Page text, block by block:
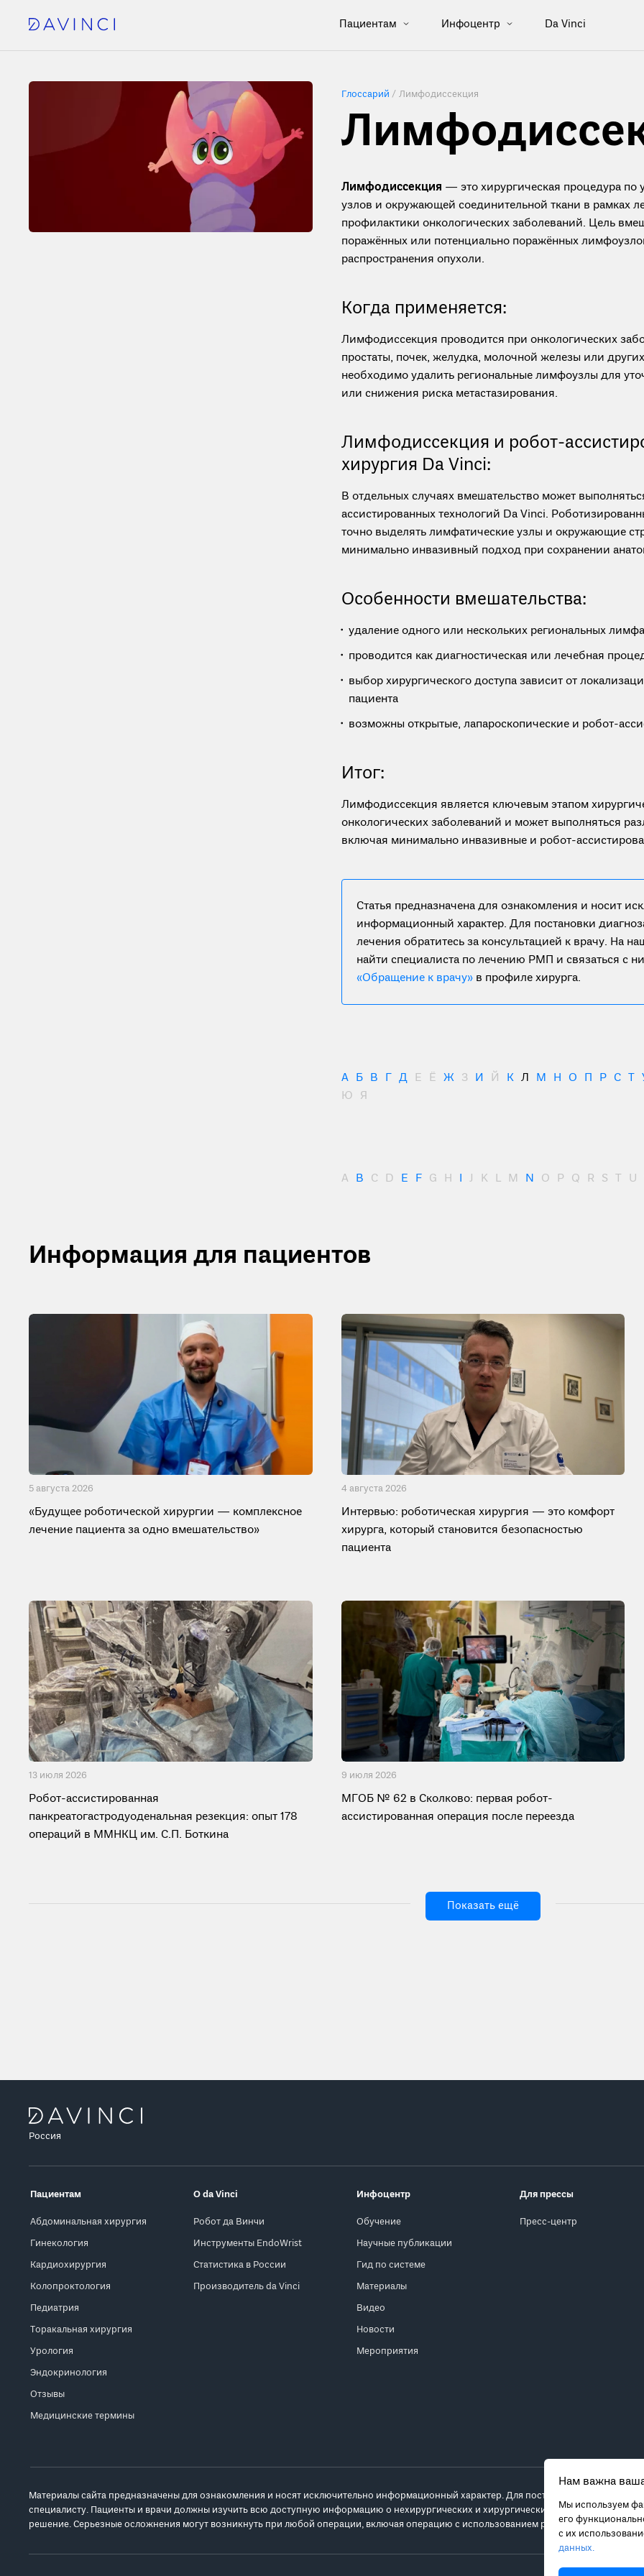
Пациентам Инфоцентр Da Vinci
Глоссарий / Лимфодиссекция
Лимфодиссекция — это хирургическая процедура
узлов и окружающей соединительной ткани в рамках
профилактики онкологических заболеваний. Цель
поражённых или потенциально поражённых
распространения опухоли.
Когда применяется:
Лимфодиссекция проводится при онкологических
простаты, почек, желудка, молочной железы или
необходимо удалить региональные лимфоузлы для
или снижения риска метастазирования.
Лимфодиссекция и робот-
хирургия Da Vinci:
В отдельных случаях вмешательство может
ассистированных технологий Da Vinci.
точно выделять лимфатические узлы и окружающие
минимально инвазивный подход при сохранении
Особенности вмешательства:
удаление одного или нескольких региональных
проводится как диагностическая или лечебная
выбор хирургического доступа зависит от
пациента
возможны открытые, лапароскопические и робот-
Итог:
Лимфодиссекция является ключевым этапом
онкологических заболеваний и может выполняться
включая минимально инвазивные и робот-
Статья предназначена для ознакомления и носит
информационный характер. Для постановки
лечения обратитесь за консультацией к врачу. На
найти специалиста по лечению РМП и связаться с
«Обращение к врачу» в профиле хирурга.
А Б В Г Д Е Ё Ж З И Й К Л М Н О П Р С Т
Ю Я
A B C D E F G H I J K L M N O P Q R S T U
Информация для пациентов
5 августа 2026
«Будущее роботической хирургии — комплексное
лечение пациента за одно вмешательство»
4 августа 2026
Интервью: роботическая хирургия — это комфорт
хирурга, который становится безопасностью
пациента
13 июля 2026
Робот-ассистированная
панкреатогастродуоденальная резекция: опыт 178
операций в ММНКЦ им. С.П. Боткина
9 июля 2026
МГОБ № 62 в Сколково: первая робот-
ассистированная операция после переезда
Показать ещё
Нам важна
Мы используем
его
с их
данных.
Россия
Пациентам
Абдоминальная хирургия
Гинекология
Кардиохирургия
Колопроктология
Педиатрия
Торакальная хирургия
Урология
Эндокринология
Отзывы
Медицинские термины
О da Vinci
Робот да Винчи
Инструменты EndoWrist
Статистика в России
Производитель da Vinci
Инфоцентр
Обучение
Научные публикации
Гид по системе
Материалы
Видео
Новости
Мероприятия
Для прессы
Пресс-центр
Материалы сайта предназначены для ознакомления и носят исключительно информационный характер. Для постановки диагноза и
специалисту. Пациенты и врачи должны изучить всю доступную информацию о нехирургических и хирургических вариантах лечения
решение. Серьезные осложнения могут возникнуть при любой операции, включая операцию с использованием робота da Vinci.